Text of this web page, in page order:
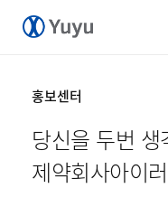
홍보센터
당신을 두번 생
제약회사아이